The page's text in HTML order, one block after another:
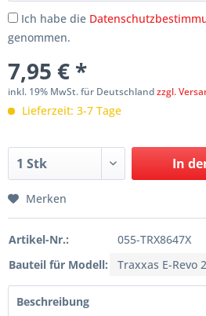
Ich habe die
genommen.
7,95 € *
inkl. 19% MwSt. für Deutschlandzzgl.
Lieferzeit: 3-7 Tage
In
Merken
Artikel-Nr.:
055-TRX8647X
Bauteil für Modell:
Traxxas E-Revo
Beschreibung